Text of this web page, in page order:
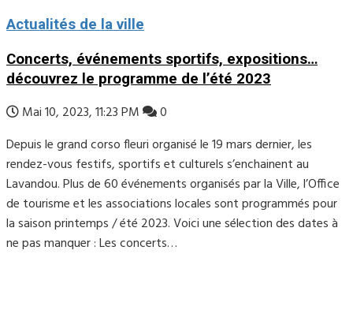
Actualités de la ville
Concerts, événements sportifs, expositions…
découvrez le programme de l’été 2023
Mai 10, 2023, 11:23 PM
0
Depuis le grand corso fleuri organisé le 19 mars dernier, les
rendez-vous festifs, sportifs et culturels s’enchainent au
Lavandou. Plus de 60 événements organisés par la Ville, l’Office
de tourisme et les associations locales sont programmés pour
la saison printemps / été 2023. Voici une sélection des dates à
ne pas manquer : Les concerts…